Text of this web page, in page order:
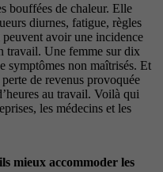
bouffées de chaleur. Elle
diurnes, fatigue, règles
avoir une incidence
travail. Une femme sur dix
symptômes non maîtrisés. Et
de revenus provoquée
au travail. Voilà qui
les médecins et les
mieux accommoder les